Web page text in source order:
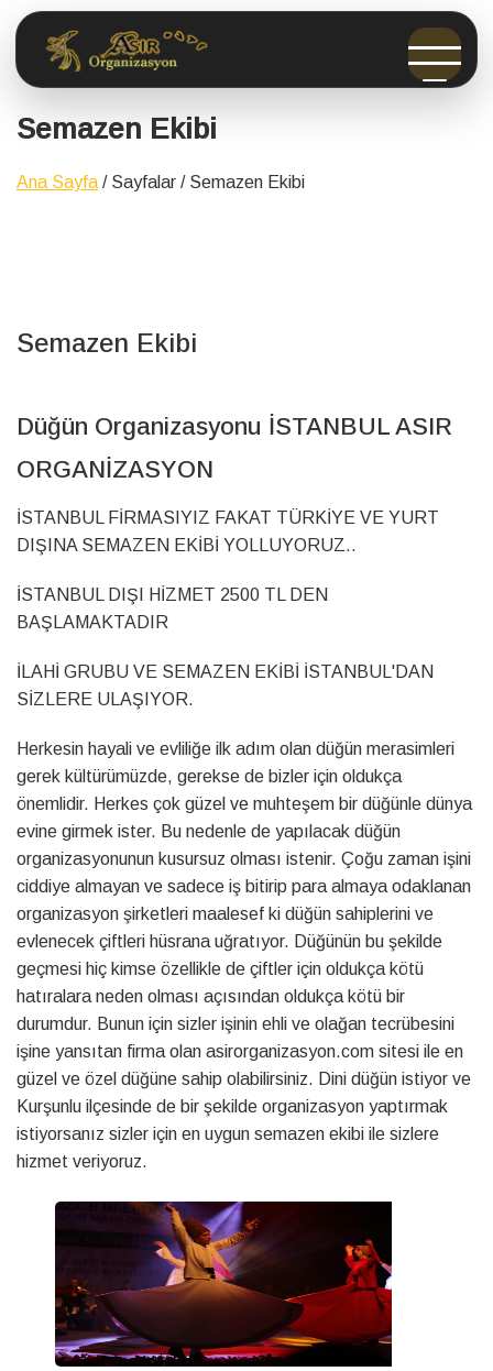
Semazen Ekibi
Ana Sayfa / Sayfalar / Semazen Ekibi
Semazen Ekibi
Düğün Organizasyonu İSTANBUL ASIR
ORGANİZASYON
İSTANBUL FİRMASIYIZ FAKAT TÜRKİYE VE YURT
DIŞINA SEMAZEN EKİBİ YOLLUYORUZ..
İSTANBUL DIŞI HİZMET 2500 TL DEN
BAŞLAMAKTADIR
İLAHİ GRUBU VE SEMAZEN EKİBİ İSTANBUL'DAN
SİZLERE ULAŞIYOR.
Herkesin hayali ve evliliğe ilk adım olan düğün merasimleri
gerek kültürümüzde, gerekse de bizler için oldukça
önemlidir. Herkes çok güzel ve muhteşem bir düğünle dünya
evine girmek ister. Bu nedenle de yapılacak düğün
organizasyonunun kusursuz olması istenir. Çoğu zaman işini
ciddiye almayan ve sadece iş bitirip para almaya odaklanan
organizasyon şirketleri maalesef ki düğün sahiplerini ve
evlenecek çiftleri hüsrana uğratıyor. Düğünün bu şekilde
geçmesi hiç kimse özellikle de çiftler için oldukça kötü
hatıralara neden olması açısından oldukça kötü bir
durumdur. Bunun için sizler işinin ehli ve olağan tecrübesini
işine yansıtan firma olan asirorganizasyon.com sitesi ile en
güzel ve özel düğüne sahip olabilirsiniz. Dini düğün istiyor ve
Kurşunlu ilçesinde de bir şekilde organizasyon yaptırmak
istiyorsanız sizler için en uygun semazen ekibi ile sizlere
hizmet veriyoruz.